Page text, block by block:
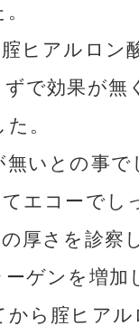
ヒアルロン
で効果が無
。
いとの事で
エコーでし
厚さを診察
ゲンを増加
から腟ヒア